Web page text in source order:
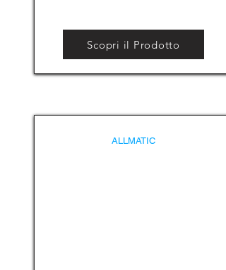
Scopri il Prodotto
ALLMATIC